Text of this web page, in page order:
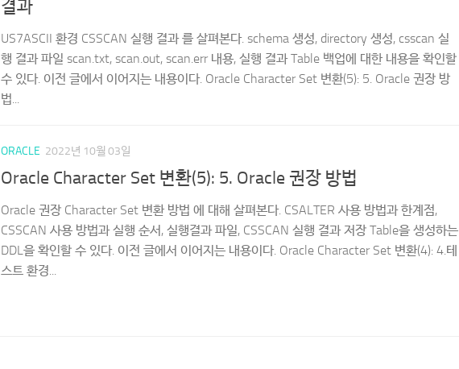
결과
US7ASCII 환경 CSSCAN 실행 결과 를 살펴본다. schema 생성, directory 생성, csscan 실
행 결과 파일 scan.txt, scan.out, scan.err 내용, 실행 결과 Table 백업에 대한 내용을 확인할
수 있다. 이전 글에서 이어지는 내용이다. Oracle Character Set 변환(5): 5. Oracle 권장 방
법...
ORACLE 2022년 10월 03일
Oracle Character Set 변환(5): 5. Oracle 권장 방법
Oracle 권장 Character Set 변환 방법 에 대해 살펴본다. CSALTER 사용 방법과 한계점,
CSSCAN 사용 방법과 실행 순서, 실행결과 파일, CSSCAN 실행 결과 저장 Table을 생성하는
DDL을 확인할 수 있다. 이전 글에서 이어지는 내용이다. Oracle Character Set 변환(4): 4.테
스트 환경...